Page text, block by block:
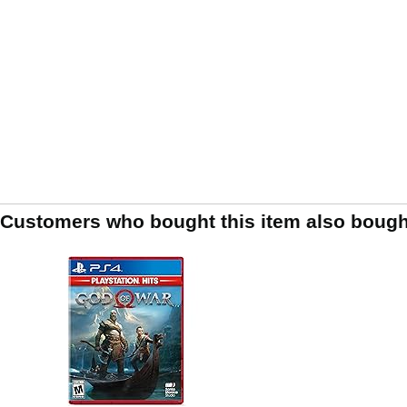
Customers who bought this item also